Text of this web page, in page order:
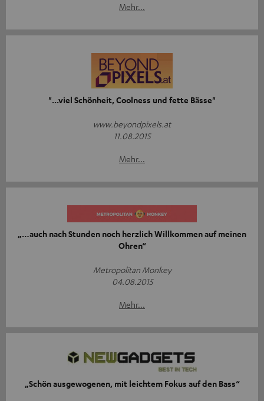
Mehr...
"...viel Schönheit, Coolness und fette Bässe"
www.beyondpixels.at
11.08.2015
Mehr...
„…auch nach Stunden noch herzlich Willkommen auf meinen
Ohren“
Metropolitan Monkey
04.08.2015
Mehr...
„Schön ausgewogenen, mit leichtem Fokus auf den Bass“